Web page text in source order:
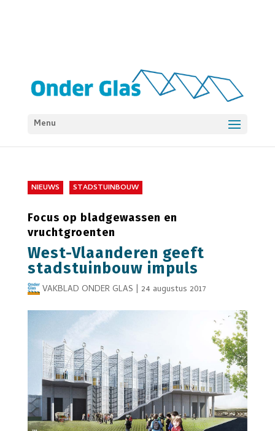
Menu
NIEUWS STADSTUINBOUW
Focus op bladgewassen en
vruchtgroenten
West-Vlaanderen geeft
stadstuinbouw impuls
VAKBLAD ONDER GLAS | 24 augustus 2017